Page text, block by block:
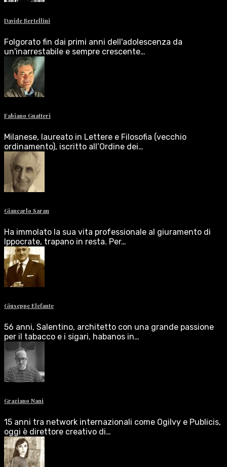
Davide Bertellini
Folgorato fin dai primi anni dell'adolescenza da
un'inarrestabile e sempre crescente…
Fabiano Guatteri
Milanese, laureato in Lettere e Filosofia (vecchio
ordinamento), iscritto all’Ordine dei…
Giancarlo Saran
Ha immolato la sua vita professionale al giuramento di
Ippocrate, trapano in resta. Per…
Giuseppe Elefante
56 anni, Salentino, architetto con una grande passione
per il tabacco e i sigari, habanos in…
Graziano Nani
15 anni tra network internazionali come Ogilvy e Publicis,
oggi è direttore creativo di…